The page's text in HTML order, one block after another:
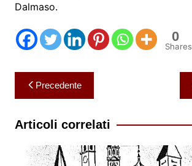
Dalmaso.
0
Shares
Navigazione
articoli
Precedente
Articoli correlati